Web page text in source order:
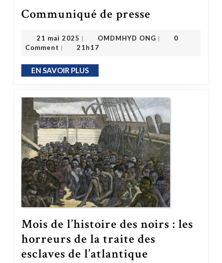
Communiqué de presse
21 mai 2025 21 mai 2025
| OMDMHYD ONG |
0
Comment | 21h17
EN SAVOIR PLUSEN SAVOIR PLUS
Mois de l’histoire des noirs : les
horreurs de la traite des
esclaves de l’atlantique